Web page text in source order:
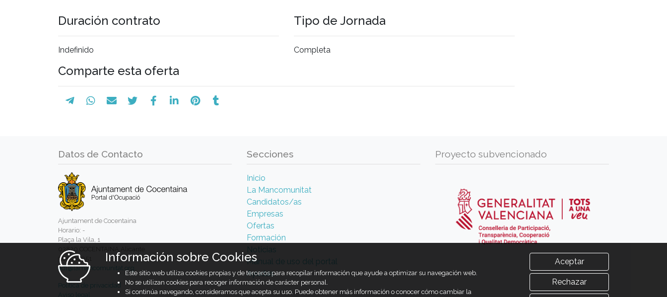
Duración contrato
Indefinido
Tipo de Jornada
Completa
Comparte esta oferta
Datos de Contacto
Ajuntament de Cocentaina
Horario: -
Plaça la Vila, 1
03820 COCENTAINA Alicante
965590051
adl@lamancomunitat.org
Política de privacidad
Aviso legal
Secciones
Inicio
La Mancomunitat
Candidatos/as
Empresas
Ofertas
Formación
Noticias
Manual de uso del portal
Ayudas
Proyecto subvencionado
Información sobre Cookies
Este sitio web utiliza cookies propias y de terceros para recopilar información que ayude a optimizar su navegación web.
No se utilizan cookies para recoger información de carácter personal.
Si continúa navegando, consideramos que acepta su uso. Puede obtener más información o conocer cómo cambiar la
Aceptar
Rechazar